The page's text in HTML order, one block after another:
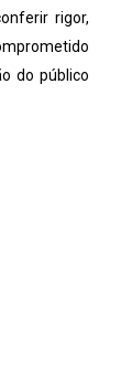
rigor,
do público